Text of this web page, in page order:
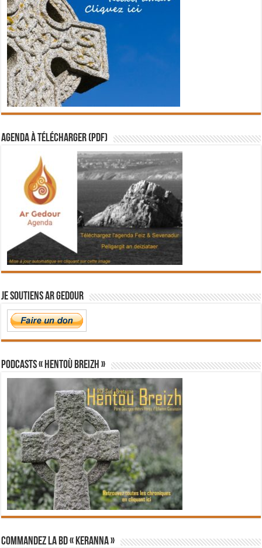
Agenda à télécharger (PDF)
Je soutiens Ar Gedour
PODCASTS « Hentoù Breizh »
Commandez la BD « Keranna »